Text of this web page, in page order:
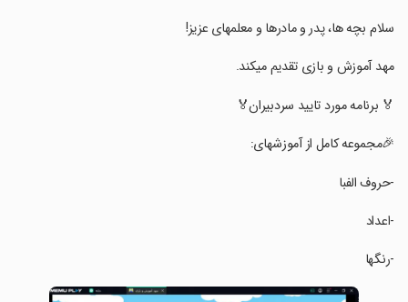
‏‏سلام بچه ها، پدر و مادرها و معلمهای عزیز!
‏‏مهد آموزش و بازی تقدیم میکند.
‏‏🏅 برنامه مورد تایید سردبیران🏅
‏‏🎉مجموعه کامل از آموزشهای:
‏‏-حروف الفبا
‏‏-اعداد
‏‏-رنگها